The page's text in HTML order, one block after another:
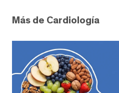
Más de Cardiología